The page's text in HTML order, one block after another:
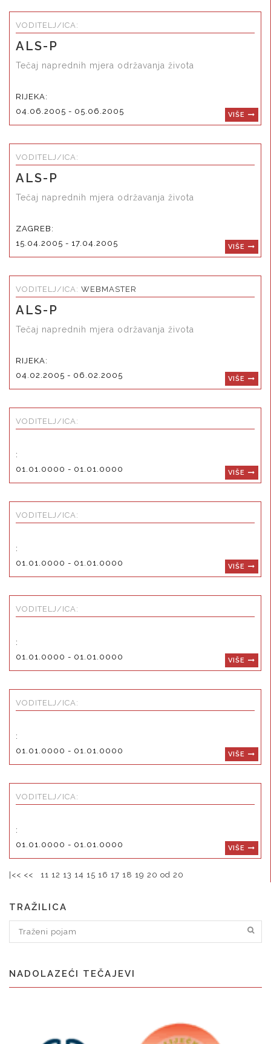
VODITELJ/ICA:
ALS-P
Tečaj naprednih mjera održavanja života
RIJEKA:
04.06.2005 - 05.06.2005
VIŠE
VODITELJ/ICA:
ALS-P
Tečaj naprednih mjera održavanja života
ZAGREB:
15.04.2005 - 17.04.2005
VIŠE
VODITELJ/ICA: WEBMASTER
ALS-P
Tečaj naprednih mjera održavanja života
RIJEKA:
04.02.2005 - 06.02.2005
VIŠE
VODITELJ/ICA:
:
01.01.0000 - 01.01.0000
VIŠE
VODITELJ/ICA:
:
01.01.0000 - 01.01.0000
VIŠE
VODITELJ/ICA:
:
01.01.0000 - 01.01.0000
VIŠE
VODITELJ/ICA:
:
01.01.0000 - 01.01.0000
VIŠE
VODITELJ/ICA:
:
01.01.0000 - 01.01.0000
VIŠE
|<< << 11 12 13 14 15 16 17 18 19 20 od 20
TRAŽILICA
NADOLAZEĆI TEČAJEVI